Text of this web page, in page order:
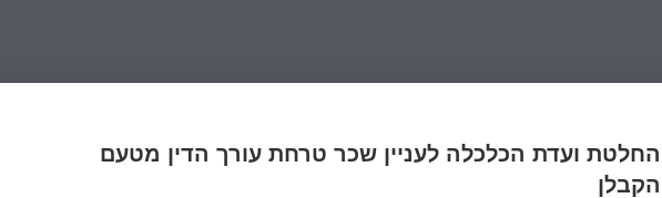
החלטת ועדת הכלכלה לעניין שכר טרחת עורך הדין מטעם
הקבלן